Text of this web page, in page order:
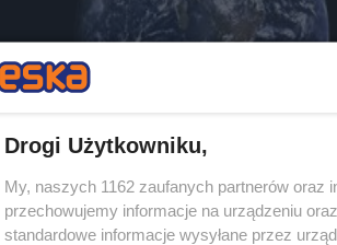
Drogi Użytkowniku,
My, naszych 1162 zaufanych partnerów
przechowujemy informacje na urządzeniu
standardowe informacje wysyłane przez